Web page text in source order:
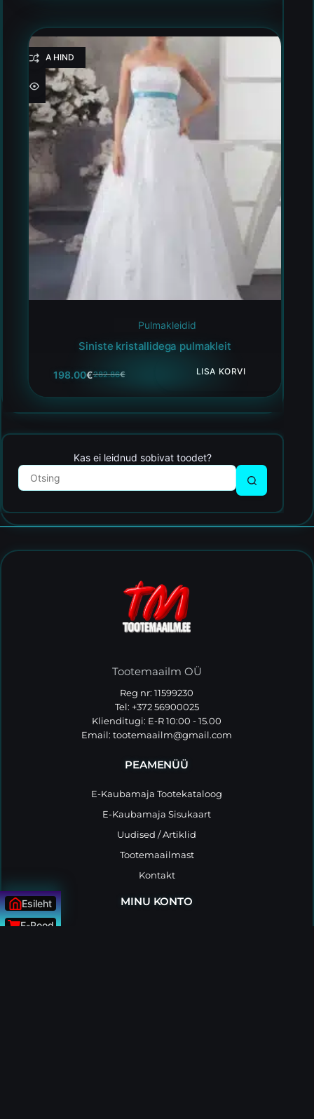
HEA HIND
Pulmakleidid
Siniste kristallidega pulmakleit
282.86€
198.00€ LISA KORVI
Kas ei leidnud sobivat toodet?
Tootemaailm OÜ
Reg nr: 11599230
Tel: +372 56900025
Klienditugi: E-R 10:00 - 15.00
Email:tootemaailm@gmail.com
PEAMENÜÜ
E-Kaubamaja Tootekataloog
E-Kaubamaja Sisukaart
Uudised / Artiklid
Tootemaailmast
Kontakt
MINU KONTO
Esileht
E-Pood